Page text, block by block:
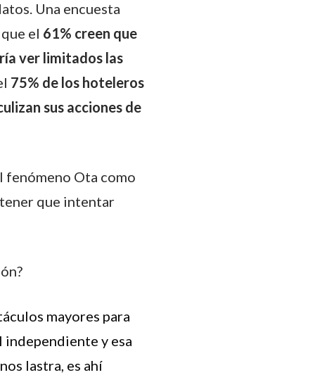
Una encuesta
el 61% creen que
ver limitados las
75% de los hoteleros
sus acciones de
fenómeno Ota como
tener que intentar
mayores para
independiente y esa
lastra, es ahí